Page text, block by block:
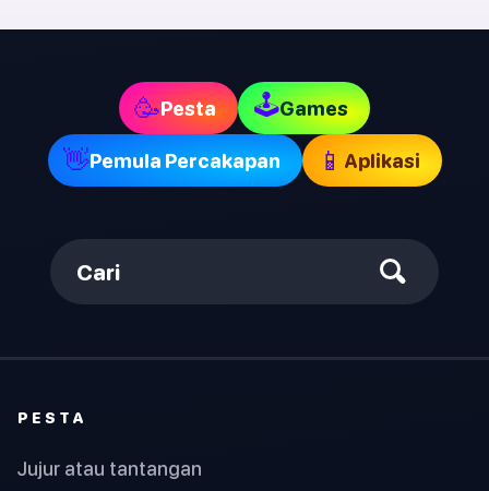
🥳Pesta 🕹Games
👋Pemula Percakapan 📱 Aplikasi
Cari
PESTA
Jujur atau tantangan